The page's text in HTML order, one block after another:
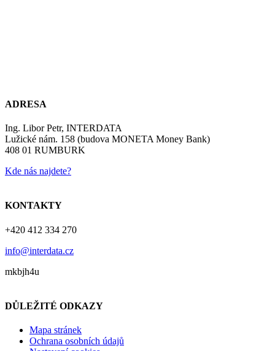
ADRESA
Ing. Libor Petr, INTERDATA
Lužické nám. 158 (budova MONETA Money Bank)
408 01 RUMBURK
Kde nás najdete?
KONTAKTY
+420 412 334 270
info@interdata.cz
mkbjh4u
DŮLEŽITÉ ODKAZY
Mapa stránek
Ochrana osobních údajů